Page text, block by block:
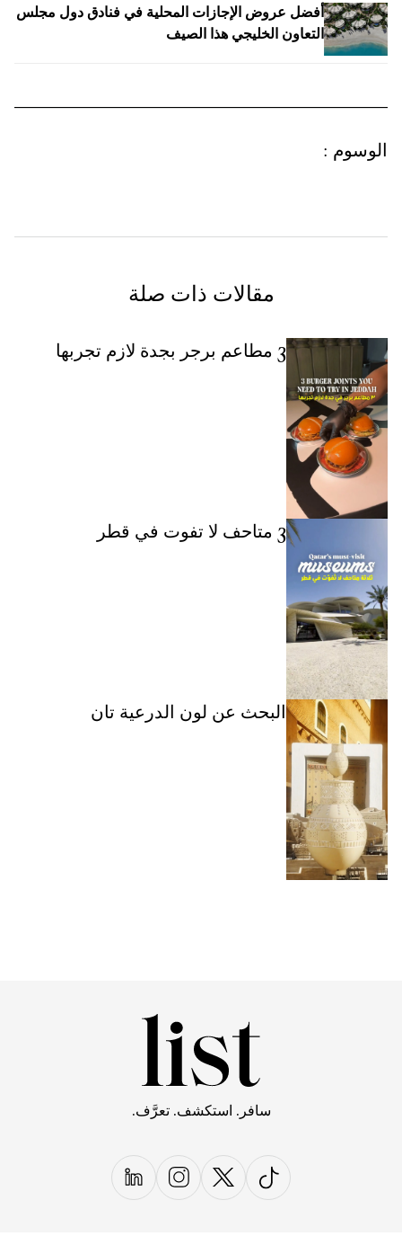
أفضل عروض الإجازات المحلية في فنادق دول مجلس
التعاون الخليجي هذا الصيف
الوسوم :
مقالات ذات صلة
3 مطاعم برجر بجدة لازم تجربها
3 متاحف لا تفوت في قطر
البحث عن لون الدرعية تان
سافر. استكشف. تعرَّف.